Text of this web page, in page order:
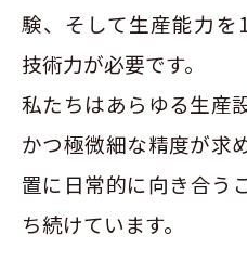
験、そして生産能力を
技術力が必要です。
私たちはあらゆる生産
かつ極微細な精度が求
置に日常的に向き合う
ち続けています。